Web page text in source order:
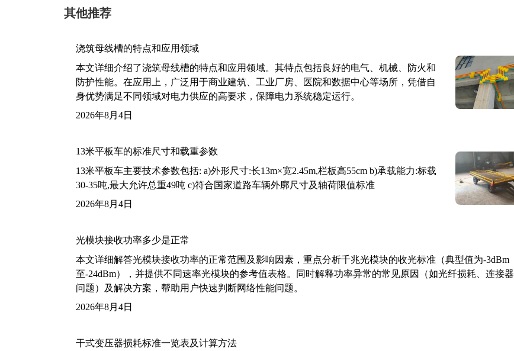
其他推荐
浇筑母线槽的特点和应用领域
本文详细介绍了浇筑母线槽的特点和应用领域。其特点包括良好的电气、机械、防火和
防护性能。在应用上，广泛用于商业建筑、工业厂房、医院和数据中心等场所，凭借自
身优势满足不同领域对电力供应的高要求，保障电力系统稳定运行。
2026年8月4日
13米平板车的标准尺寸和载重参数
13米平板车主要技术参数包括: a)外形尺寸:长13m×宽2.45m,栏板高55cm b)承载能力:标载
30-35吨,最大允许总重49吨 c)符合国家道路车辆外廓尺寸及轴荷限值标准
2026年8月4日
光模块接收功率多少是正常
本文详细解答光模块接收功率的正常范围及影响因素，重点分析千兆光模块的收光标准（典型值为-3dBm
至-24dBm），并提供不同速率光模块的参考值表格。同时解释功率异常的常见原因（如光纤损耗、连接器
问题）及解决方案，帮助用户快速判断网络性能问题。
2026年8月4日
干式变压器损耗标准一览表及计算方法